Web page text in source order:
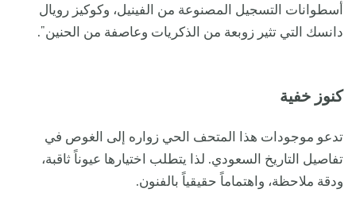
أسطوانات التسجيل المصنوعة من الفينيل، وكوكيز رويال
دانسك التي تثير زوبعة من الذكريات وعاصفة من الحنين".
كنوز خفية
تدعو موجودات هذا المتحف الحي زواره إلى الغوص في
تفاصيل التاريخ السعودي. لذا يتطلب اختيارها عيوناً ثاقبة،
ودقة ملاحظة، واهتماماً حقيقياً بالفنون.